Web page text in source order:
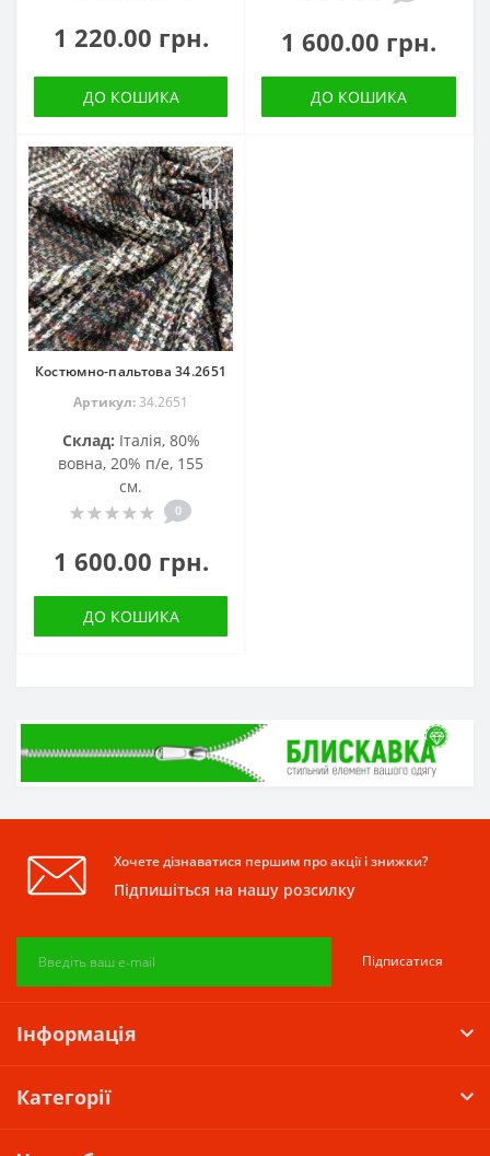
1 220.00 грн.
ДО КОШИКА
1 600.00 грн.
ДО КОШИКА
Костюмно-пальтова 34.2651
Артикул: 34.2651
Склад: Італія, 80%
вовна, 20% п/е, 155
см.
0
1 600.00 грн.
ДО КОШИКА
Хочете дізнаватися першим про акції і знижки?
Підпишіться на нашу розсилку
Підписатися
Інформація
Категорії